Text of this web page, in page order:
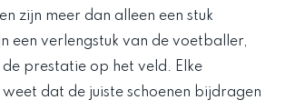
zijn meer dan alleen een stuk
een verlengstuk van de voetballer,
de prestatie op het veld. Elke
dat de juiste schoenen bijdragen